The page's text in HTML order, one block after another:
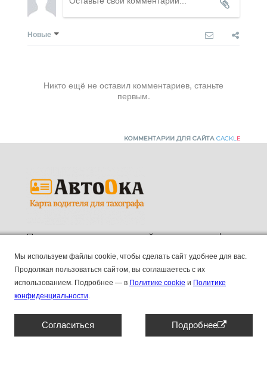
Новые
Никто ещё не оставил комментариев, станьте
первым.
КОММЕНТАРИИ ДЛЯ САЙТА CACKLE
Продажа карт водителей для тахографов.
ПК "АВТООКА", ИНН 2130211045, КПП 213001001,
ОГРН 1192130006155
Штрафы
Договор оферты
Основные
Наши новости и блог
Сотрудничество
Мы используем файлы cookie, чтобы сделать сайт удобнее для вас.
Продолжая пользоваться сайтом, вы соглашаетесь с их
использованием. Подробнее — в Политике cookie и Политике
конфиденциальности.
Согласиться Подробнее